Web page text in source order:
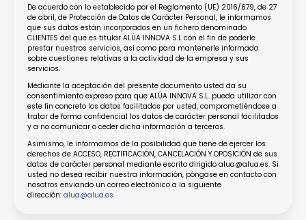
De acuerdo con lo establecido por el Reglamento (UE) 2016/679, de 27
de abril, de Protección de Datos de Carácter Personal, le informamos
que sus datos están incorporados en un fichero denominado
CLIENTES del que es titular ALÚA INNOVA S.L con el fin de poderle
prestar nuestros servicios, así como para mantenerle informado
sobre cuestiones relativas a la actividad de la empresa y sus
servicios.
Mediante la aceptación del presente documento usted da su
consentimiento expreso para que ALÚA INNOVA S.L. pueda utilizar con
este fin concreto los datos facilitados por usted, comprometiéndose a
tratar de forma confidencial los datos de carácter personal facilitados
y a no comunicar o ceder dicha información a terceros.
Asimismo, le informamos de la posibilidad que tiene de ejercer los
derechos de ACCESO, RECTIFICACIÓN, CANCELACIÓN Y OPOSICIÓN de sus
datos de carácter personal mediante escrito dirigido alua@alua.es. Si
usted no desea recibir nuestra información, póngase en contacto con
nosotros enviando un correo electrónico a la siguiente
dirección: alua@alua.es